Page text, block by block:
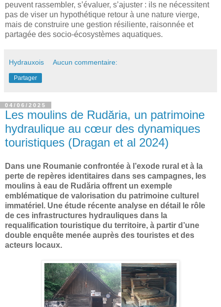
peuvent rassembler, s’évaluer, s’ajuster : ils ne nécessitent
pas de viser un hypothétique retour à une nature vierge,
mais de construire une gestion résiliente, raisonnée et
partagée des socio-écosystèmes aquatiques.
Hydrauxois Aucun commentaire:
Partager
04/06/2025
Les moulins de Rudăria, un patrimoine
hydraulique au cœur des dynamiques
touristiques (Dragan et al 2024)
Dans une Roumanie confrontée à l’exode rural et à la
perte de repères identitaires dans ses campagnes, les
moulins à eau de Rudăria offrent un exemple
emblématique de valorisation du patrimoine culturel
immatériel. Une étude récente analyse en détail le rôle
de ces infrastructures hydrauliques dans la
requalification touristique du territoire, à partir d’une
double enquête menée auprès des touristes et des
acteurs locaux.